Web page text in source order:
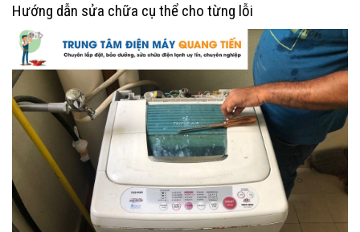
Hướng dẫn sửa chữa cụ thể cho từng lỗi